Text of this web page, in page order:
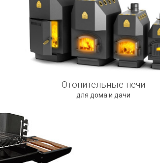
Отопительные печи
для дома и дачи